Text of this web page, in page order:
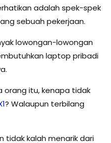
adalah spek-spek
sebuah pekerjaan.
lowongan-lowongan
laptop pribadi
orang itu, kenapa tidak
? Walaupun terbilang
tidak kalah menarik dari